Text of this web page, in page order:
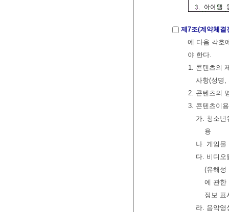
제7조(계약체결
에 다음 각호
야 한다.
1. 콘텐츠의
사항(성명,
2. 콘텐츠의
3. 콘텐츠이
가. 청소년
용
나. 게임
다. 비디
(유해성
에 관한
정보 표
라. 음악영